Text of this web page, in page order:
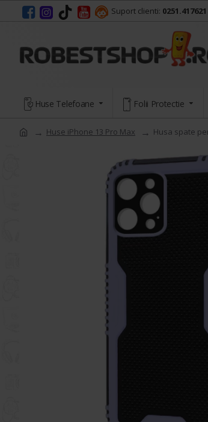
Suport clienti: 0251.417621
Huse Telefoane Folii Protectie
Huse iPhone 13 Pro Max Husa spate